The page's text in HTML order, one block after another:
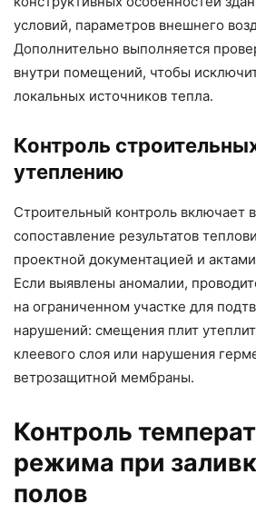
условий, параметров внешнего
Дополнительно выполняется
внутри помещений, чтобы
локальных источников тепла.
Контроль
утеплению
Строительный контроль включает
сопоставление результатов
проектной документацией и
Если выявлены аномалии,
на ограниченном участке для
нарушений: смещения плит
клеевого слоя или нарушения
ветрозащитной мембраны.
Контроль
режима при
полов